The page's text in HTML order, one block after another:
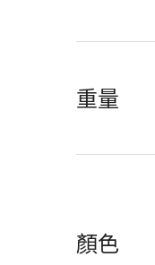
重量
顏色